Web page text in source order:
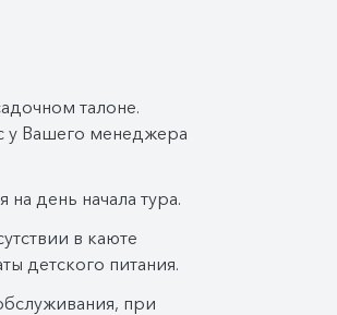
морс (1 бокал, 200 мл).
и ужин можно приобрести по
заказа блюд согласно прайс-
необходимо заранее сообщить
и ужин можно приобрести по меню в
талоне.
у Вашего менеджера
день начала тура.
в каюте
детского питания.
при